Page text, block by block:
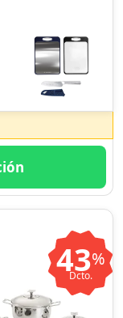
43%
Dcto.